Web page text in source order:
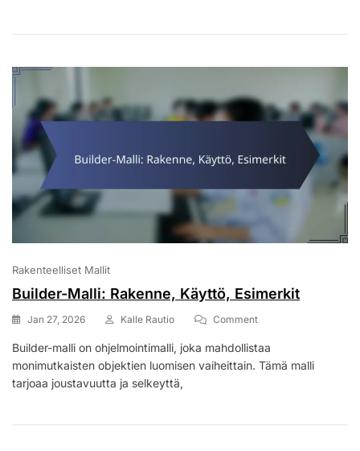
Rakenteelliset Mallit
Builder-Malli: Rakenne, Käyttö, Esimerkit
Jan 27, 2026 Kalle Rautio CommentOn
Malli:
Rakenne,
Builder-malli on ohjelmointimalli, joka mahdollistaa
monimutkaisten objektien luomisen vaiheittain. Tämä malli
tarjoaa joustavuutta ja selkeyttä,